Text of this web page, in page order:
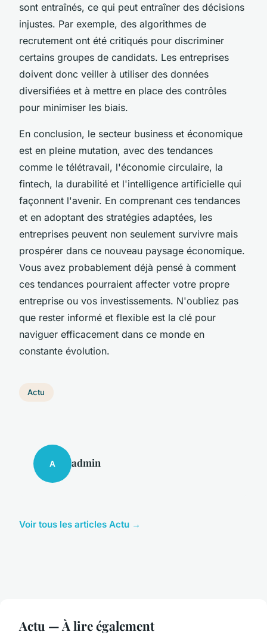
sont entraînés, ce qui peut entraîner des décisions
injustes. Par exemple, des algorithmes de
recrutement ont été critiqués pour discriminer
certains groupes de candidats. Les entreprises
doivent donc veiller à utiliser des données
diversifiées et à mettre en place des contrôles
pour minimiser les biais.
En conclusion, le secteur business et économique
est en pleine mutation, avec des tendances
comme le télétravail, l'économie circulaire, la
fintech, la durabilité et l'intelligence artificielle qui
façonnent l'avenir. En comprenant ces tendances
et en adoptant des stratégies adaptées, les
entreprises peuvent non seulement survivre mais
prospérer dans ce nouveau paysage économique.
Vous avez probablement déjà pensé à comment
ces tendances pourraient affecter votre propre
entreprise ou vos investissements. N'oubliez pas
que rester informé et flexible est la clé pour
naviguer efficacement dans ce monde en
constante évolution.
Actu
A admin
Voir tous les articles Actu →
Actu — À lire également